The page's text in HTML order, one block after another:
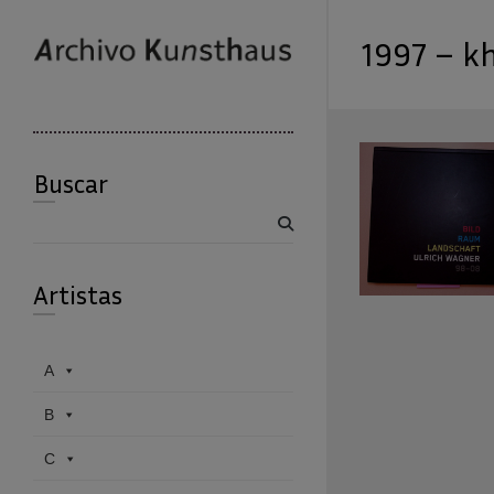
1997 –
Buscar
Artistas
A
B
C